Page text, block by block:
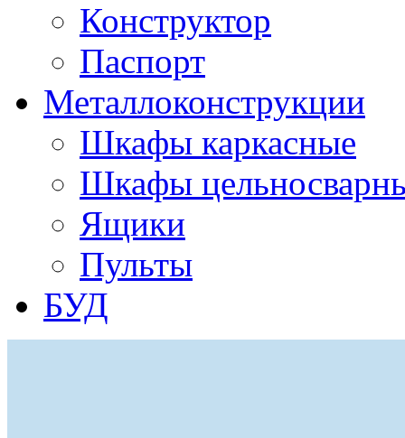
Конструктор
Паспорт
Металлоконструкции
Шкафы каркасные
Шкафы
Ящики
Пульты
БУД